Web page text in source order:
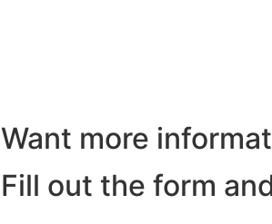
Want more
Fill out the form